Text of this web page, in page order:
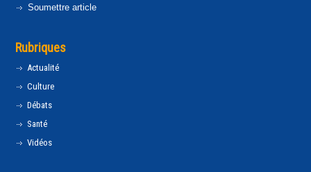
Soumettre article
Rubriques
Actualité
Culture
Débats
Santé
Vidéos